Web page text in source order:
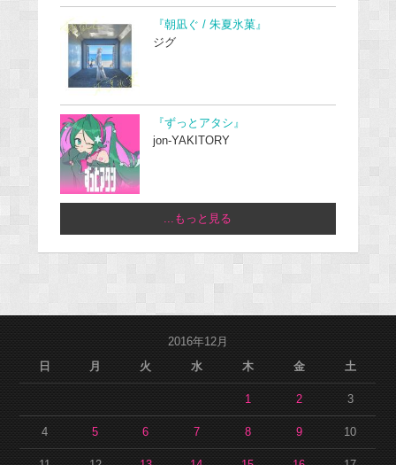
『朝凪ぐ / 朱夏氷菓』
ジグ
『ずっとアタシ』
jon-YAKITORY
...もっと見る
2016年12月
日
月 火 水 木 金 土
1 2 3
4 5 6 7 8 9 10